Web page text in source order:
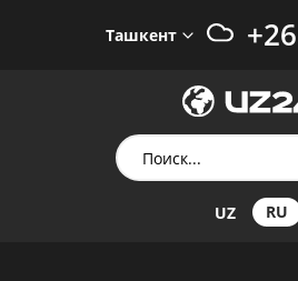
Ташкент +26
UZ RU